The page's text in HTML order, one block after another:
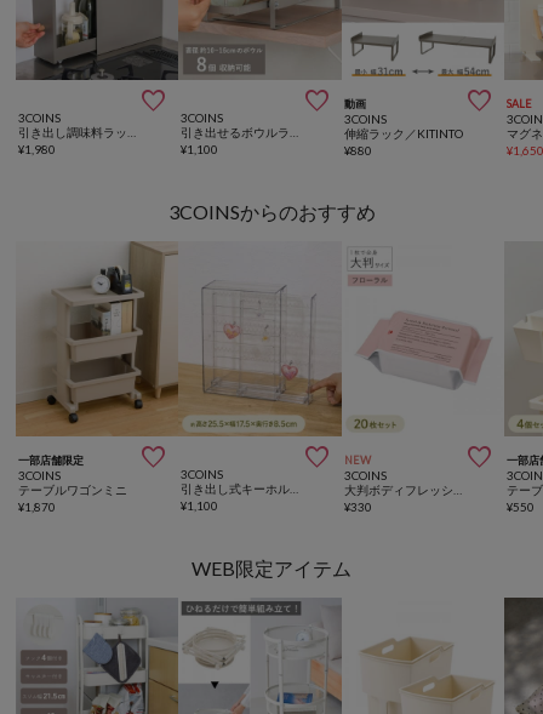

3COINS
¥1,980

3COINS
¥1,100
動画 
3COINS
伸縮ラック／KITINTO
¥880
SALE
¥
3COINSからのおすすめ
一部店舗限定 
3COINS
テーブルワゴンミニ
¥1,870

3COINS
¥1,100
NEW 
3COINS
¥330
一部店
¥550
WEB限定アイテム